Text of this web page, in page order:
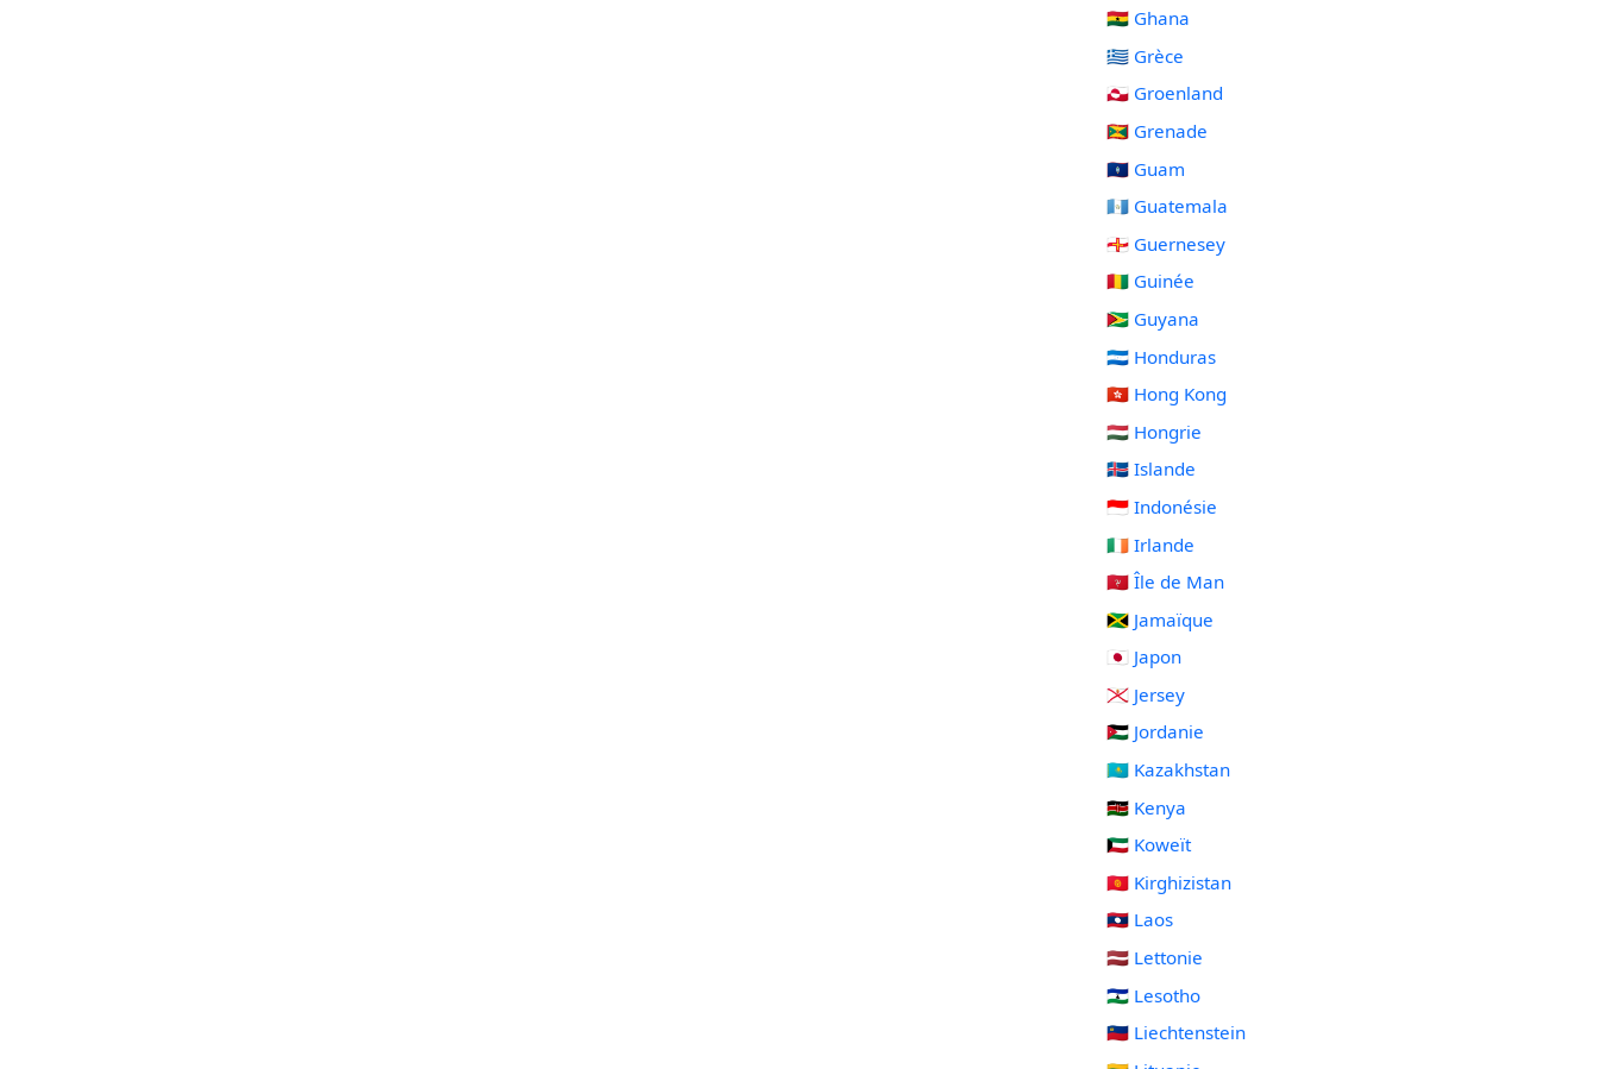
🇬🇭 Ghana
🇬🇷 Grèce
🇬🇱 Groenland
🇬🇩 Grenade
🇬🇺 Guam
🇬🇹 Guatemala
🇬🇬 Guernesey
🇬🇳 Guinée
🇬🇾 Guyana
🇭🇳 Honduras
🇭🇰 Hong Kong
🇭🇺 Hongrie
🇮🇸 Islande
🇮🇩 Indonésie
🇮🇪 Irlande
🇮🇲 Île de Man
🇯🇲 Jamaïque
🇯🇵 Japon
🇯🇪 Jersey
🇯🇴 Jordanie
🇰🇿 Kazakhstan
🇰🇪 Kenya
🇰🇼 Koweït
🇰🇬 Kirghizistan
🇱🇦 Laos
🇱🇻 Lettonie
🇱🇸 Lesotho
🇱🇮 Liechtenstein